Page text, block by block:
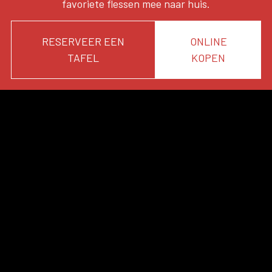
favoriete flessen mee naar huis.
RESERVEER EEN
TAFEL
ONLINE
KOPEN